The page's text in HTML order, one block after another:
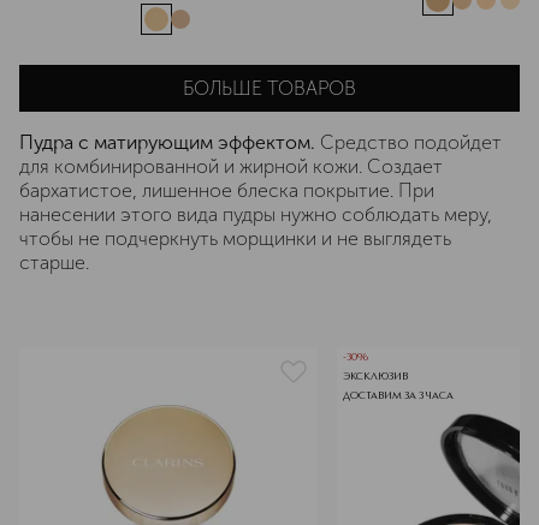
БОЛЬШЕ ТОВАРОВ
Пудра с матирующим эффектом. Средство подойдет
для комбинированной и жирной кожи. Создает
бархатистое, лишенное блеска покрытие. При
нанесении этого вида пудры нужно соблюдать меру,
чтобы не подчеркнуть морщинки и не выглядеть
старше.
-30%
ЭКСКЛЮЗИВ
ДОСТАВИМ ЗА 3 ЧАСА